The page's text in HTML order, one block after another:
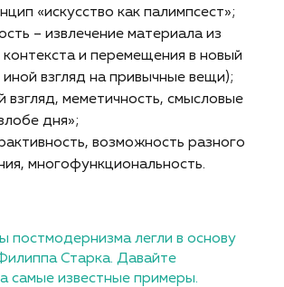
«искусство как палимпсест»;
– извлечение материала из
и перемещения в новый
взгляд на привычные вещи);
взгляд, меметичность, смысловые
дня»;
возможность разного
многофункциональность.
постмодернизма легли в основу
Старка. Давайте
самые известные примеры.